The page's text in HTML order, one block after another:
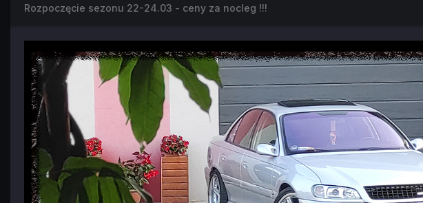
Rozpoczęcie sezonu 22-24.03 - ceny za nocleg !!!